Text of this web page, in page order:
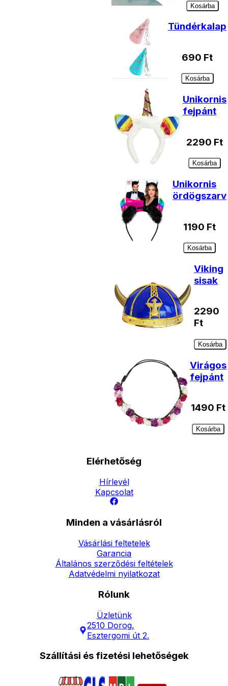
Kosárba
Tündérkalap
690 Ft
Kosárba
Unikornis
fejpánt
2290 Ft
Kosárba
Unikornis
ördögszarv
1190 Ft
Kosárba
Viking
sisak
2290
Ft
Kosárba
Virágos
fejpánt
1490 Ft
Kosárba
Elérhetőség
Hírlevél
Kapcsolat
Minden a vásárlásról
Vásárlási feltetelek
Garancia
Általános szerződési feltételek
Adatvédelmi nyilatkozat
Rólunk
Üzletünk
2510 Dorog,
Esztergomi út 2.
Szállítási és fizetési lehetőségek